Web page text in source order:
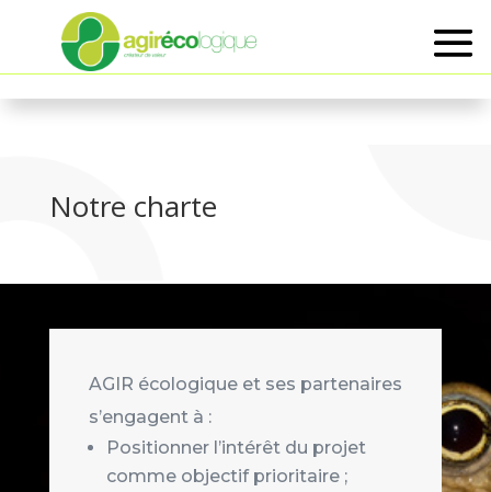
Notre charte
AGIR écologique et ses partenaires
s’engagent à :
Positionner l’intérêt du projet
comme objectif prioritaire ;